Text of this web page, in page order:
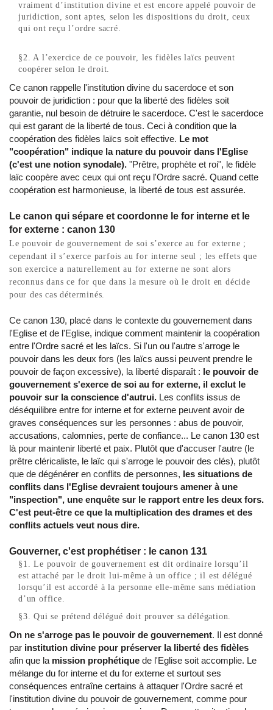
vraiment d’institution divine et est encore appelé pouvoir de
juridiction, sont aptes, selon les dispositions du droit, ceux
qui ont reçu l’ordre sacré.
§2. A l’exercice de ce pouvoir, les fidèles laïcs peuvent
coopérer selon le droit.
Ce canon rappelle l'institution divine du sacerdoce et son
pouvoir de juridiction : pour que la liberté des fidèles soit
garantie, nul besoin de détruire le sacerdoce. C'est le sacerdoce
qui est garant de la liberté de tous. Ceci à condition que la
coopération des fidèles laïcs soit effective. Le mot
"coopération" indique la nature du pouvoir dans l'Eglise
(c'est une notion synodale). "Prêtre, prophète et roi", le fidèle
laïc coopère avec ceux qui ont reçu l'Ordre sacré. Quand cette
coopération est harmonieuse, la liberté de tous est assurée.
Le canon qui sépare et coordonne le for interne et le
for externe : canon 130
Le pouvoir de gouvernement de soi s’exerce au for externe ;
cependant il s’exerce parfois au for interne seul ; les effets que
son exercice a naturellement au for externe ne sont alors
reconnus dans ce for que dans la mesure où le droit en décide
pour des cas déterminés.
Ce canon 130, placé dans le contexte du gouvernement dans
l'Eglise et de l'Eglise, indique comment maintenir la coopération
entre l'Ordre sacré et les laïcs. Si l'un ou l'autre s'arroge le
pouvoir dans les deux fors (les laïcs aussi peuvent prendre le
pouvoir de façon excessive), la liberté disparaît : le pouvoir de
gouvernement s'exerce de soi au for externe, il exclut le
pouvoir sur la conscience d'autrui. Les conflits issus de
déséquilibre entre for interne et for externe peuvent avoir de
graves conséquences sur les personnes : abus de pouvoir,
accusations, calomnies, perte de confiance... Le canon 130 est
là pour maintenir liberté et paix. Plutôt que d'accuser l'autre (le
prêtre cléricaliste, le laïc qui s'arroge le pouvoir des clés), plutôt
que de dégénérer en conflits de personnes, les situations de
conflits dans l'Eglise devraient toujours amener à une
"inspection", une enquête sur le rapport entre les deux fors.
C'est peut-être ce que la multiplication des drames et des
conflits actuels veut nous dire.
Gouverner, c'est prophétiser : le canon 131
§1. Le pouvoir de gouvernement est dit ordinaire lorsqu’il
est attaché par le droit lui-même à un office ; il est délégué
lorsqu’il est accordé à la personne elle-même sans médiation
d’un office.
§3. Qui se prétend délégué doit prouver sa délégation.
On ne s'arroge pas le pouvoir de gouvernement. Il est donné
par institution divine pour préserver la liberté des fidèles
afin que la mission prophétique de l'Eglise soit accomplie. Le
mélange du for interne et du for externe et surtout ses
conséquences entraîne certains à attaquer l'Ordre sacré et
l'institution divine du pouvoir de gouvernement, comme pour